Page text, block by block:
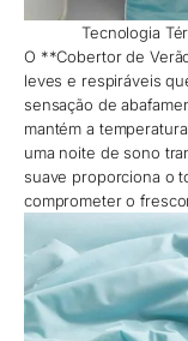
Tecnologia
O **Cobertor de
leves e respiráveis
sensação de
mantém a
uma noite de sono
suave proporciona o
comprometer o